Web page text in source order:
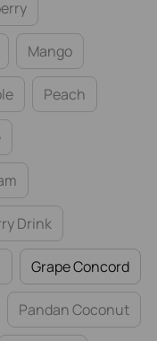
Mango
Peach
Drink
Grape Concord
Pandan Coconut